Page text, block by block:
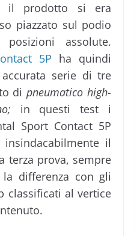
il prodotto si era
piazzato sul podio
assolute.
5P ha quindi
serie di tre
dipneumatico high-
in questi test i
Sport Contact 5P
il
terza prova, sempre
differenza con gli
classificati al vertice